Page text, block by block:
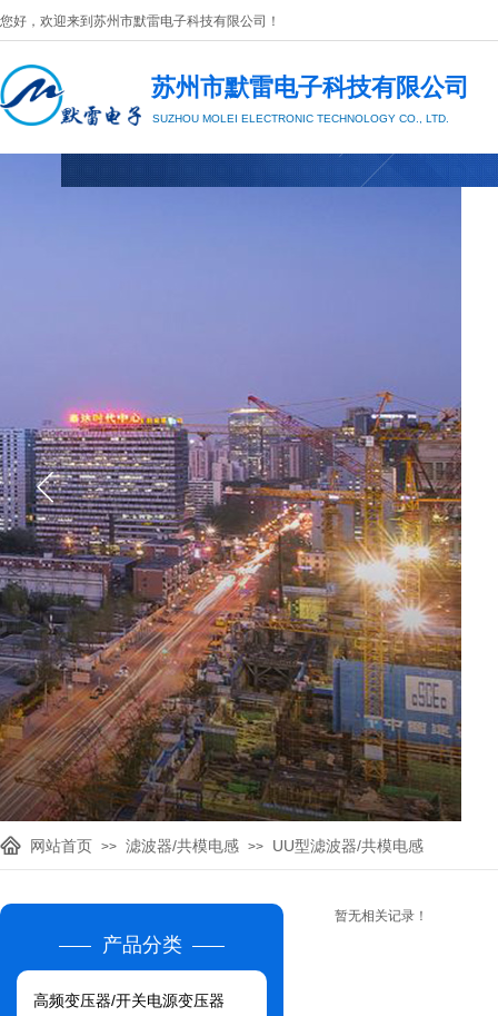
您好，欢迎来到 苏州市默雷电子科技有限公司 ​！
苏州市默雷电子科技有限公司
SUZHOU MOLEI ELECTRONIC TECHNOLOGY CO., LTD.
网站首页 >> 滤波器/共模电感 >> UU型滤波器/共模电感
产品分类
高频变压器/开关电源变压器
暂无相关记录！